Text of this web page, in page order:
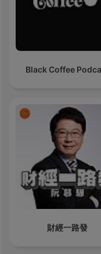
Black Coffee
財經一路發